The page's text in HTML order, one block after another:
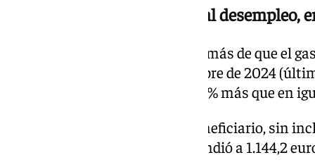
La tasa de cobertura frente al desempleo,
El Ministerio ha informado además de que el
desempleo alcanzó en septiembre de 2024
1.904,7 millones de euros, un 5,1% más que en
El gasto medio mensual por beneficiario, sin
Andalucía y Extremadura, ascendió a 1.144,2